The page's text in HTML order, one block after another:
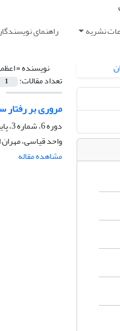
نشریه راهنمای
نویسنده =
تعداد مقالات: 1
مروری بر
دوره 6، شماره 3، پاییز 1401، صفحه
واحد قیاسی،
مشاهده مقاله